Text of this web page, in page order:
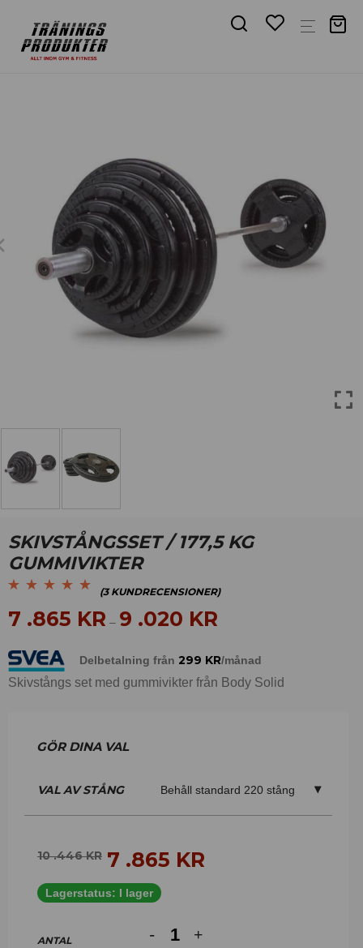
SKIVSTÅNGSSET / 177,5 KG
GUMMIVIKTER
5 baserat på
kundrecensioner
(3KUNDRECENSIONER)
7 .865 KR – 9 .020 KR
Delbetalning från 299 KR/månad
Skivstångs set med gummivikter från Body Solid
VAL AV STÅNG Behåll standard 220 stång
10 .446KR 7 .865 KR
Lagerstatus: I lager
ANTAL